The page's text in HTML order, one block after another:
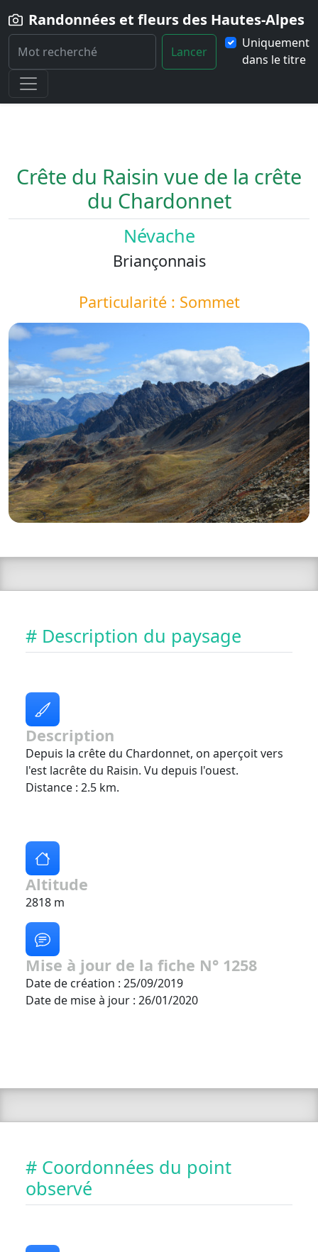
Randonnées et fleurs des Hautes-Alpes
Lancer
Uniquement
dans le titre
Home
Paysage
Crete-du-Raisin-vue-de-la-crete-du-Chardonnet
Crête du Raisin vue de la crête
du Chardonnet
Névache
Briançonnais
Particularité : Sommet
# Description du paysage
Description
Depuis la crête du Chardonnet, on aperçoit vers
l'est lacrête du Raisin. Vu depuis l'ouest.
Distance : 2.5 km.
Altitude
2818 m
Mise à jour de la fiche N° 1258
Date de création : 25/09/2019
Date de mise à jour : 26/01/2020
# Coordonnées du point
observé